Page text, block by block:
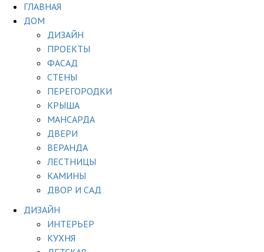
ГЛАВНАЯ
ДОМ
ДИЗАЙН
ПРОЕКТЫ
ФАСАД
СТЕНЫ
ПЕРЕГОРОДКИ
КРЫША
МАНСАРДА
ДВЕРИ
ВЕРАНДА
ЛЕСТНИЦЫ
КАМИНЫ
ДВОР И САД
ДИЗАЙН
ИНТЕРЬЕР
КУХНЯ